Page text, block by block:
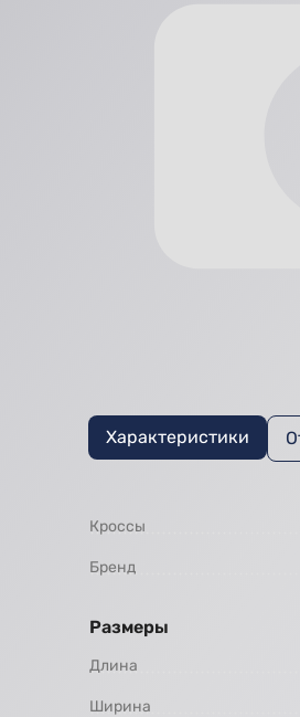
Характеристики
Кроссы
Бренд
Размеры
Длина
Ширина